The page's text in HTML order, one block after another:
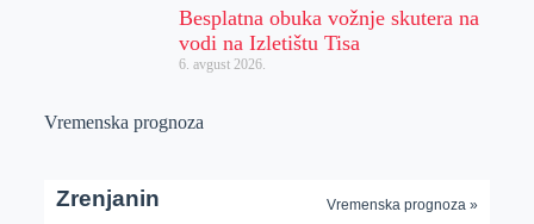
Besplatna obuka vožnje skutera na
vodi na Izletištu Tisa
6. avgust 2026.
Vremenska prognoza